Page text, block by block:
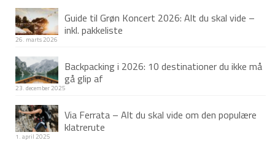
Guide til Grøn Koncert 2026: Alt du skal vide –
inkl. pakkeliste
26. marts 2026
Backpacking i 2026: 10 destinationer du ikke må
gå glip af
23. december 2025
Via Ferrata – Alt du skal vide om den populære
klatrerute
1. april 2025